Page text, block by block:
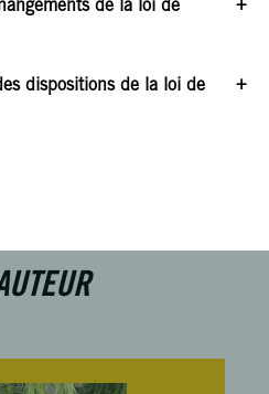
de la loi de
dispositions de la loi de